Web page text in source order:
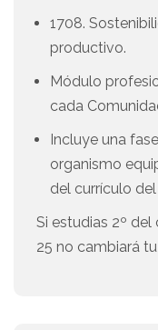
1708.
productivo.
Módulo
cada
Incluye una
organismo
del currículo
Si estudias 2º
25 no cambiará